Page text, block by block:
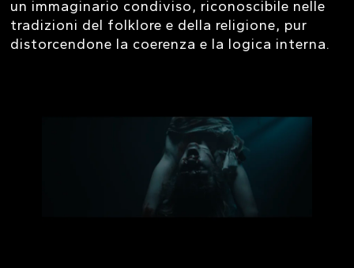
un immaginario condiviso, riconoscibile nelle
tradizioni del folklore e della religione, pur
distorcendone la coerenza e la logica interna.